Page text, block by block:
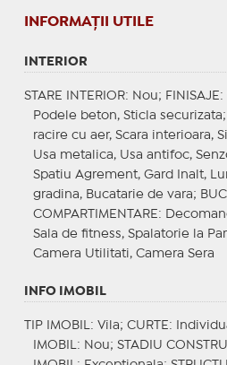
INFORMAŢII UTILE
INTERIOR
STARE INTERIOR: Nou; FINISAJE :
Podele beton, Sticla securizata;
racire cu aer, Scara interioara,
Usa metalica, Usa antifoc,
Spatiu Agrement, Gard Inalt,
gradina, Bucatarie de vara;
COMPARTIMENTARE :
Sala de fitness, Spalatorie la
Camera Utilitati, Camera Sera
INFO IMOBIL
TIP IMOBIL : Vila; CURTE :
IMOBIL : Nou; STADIU